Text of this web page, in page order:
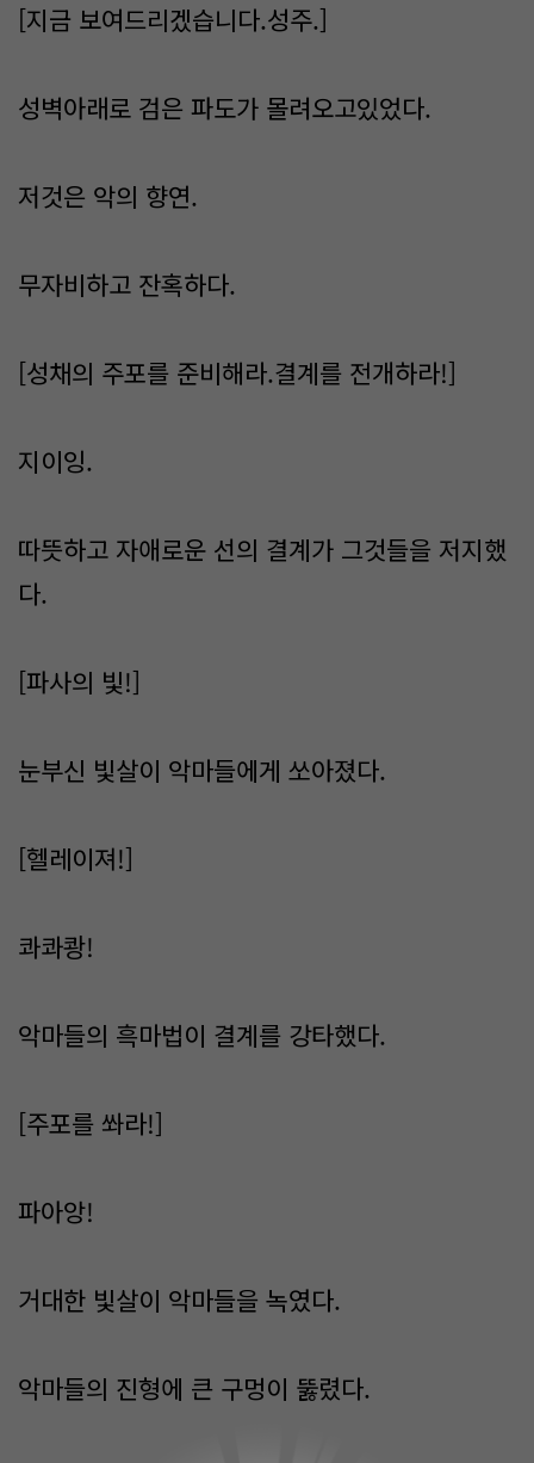
[지금 보여드리겠습니다.성주.]
성벽아래로 검은 파도가 몰려오고있었다.
저것은 악의 향연.
무자비하고 잔혹하다.
[성채의 주포를 준비해라.결계를 전개하라!]
지이잉.
따뜻하고 자애로운 선의 결계가 그것들을 저지했
다.
[파사의 빛!]
눈부신 빛살이 악마들에게 쏘아졌다.
[헬레이져!]
콰콰쾅!
악마들의 흑마법이 결계를 강타했다.
[주포를 쏴라!]
파아앙!
거대한 빛살이 악마들을 녹였다.
악마들의 진형에 큰 구멍이 뚫렸다.